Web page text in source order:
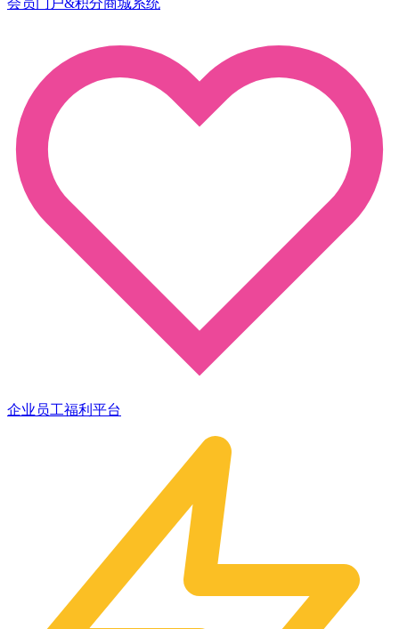
会员门户&积分商城系统
企业员工福利平台